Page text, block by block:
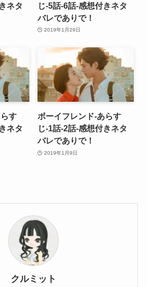
ネタ
じ-5話-6話-感想付きネタ
バレでありで！
2019年1月29日
す
ネタ
ボーイフレンド-あらす
じ-1話-2話-感想付きネタ
バレでありで！
2019年1月9日
クルミット